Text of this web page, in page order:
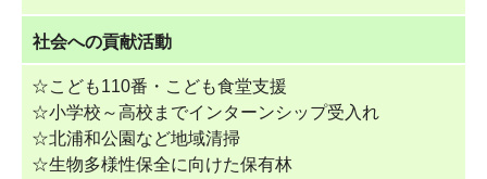
社会への貢献活動
☆こども110番・こども食堂支援
☆小学校～高校までインターンシップ受入れ
☆北浦和公園など地域清掃
☆生物多様性保全に向けた保有林